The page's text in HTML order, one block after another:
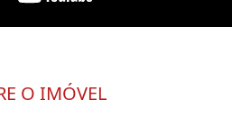
O IMÓVEL